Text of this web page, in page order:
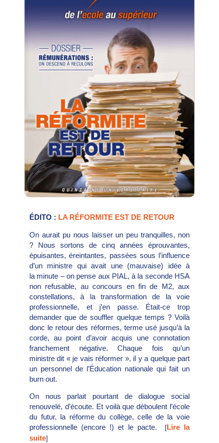
ÉDITO : LA RÉFORMITE EST DE RETOUR
On aurait pu nous laisser un peu tranquilles, non
? Nous sortons de cinq années éprouvantes,
épuisantes, éreintantes, passées sous l’influence
d’un ministre qui avait une (mauvaise) idée à
la minute – on pense aux PIAL, à la seconde HSA
non refusable, au concours en fin de M2, aux
constellations, à la transformation de la voie
professionnelle, et j’en passe. Était-ce trop
demander que de souffler quelque temps ? Voilà
donc le retour des réformes, terme usé jusqu’à la
corde, au point d’avoir acquis une connotation
franchement négative. Chaque fois qu’un
ministre dit « je vais réformer », il y a quelque part
un personnel de l’Éducation nationale qui fait un
burn out.
On nous parlait pourtant de dialogue social
renouvelé, d’écoute. Et voilà que déboulent l’école
du futur, la réforme du collège, celle de la voie
professionnelle (encore !) et le pacte.
[Lire la
suite]